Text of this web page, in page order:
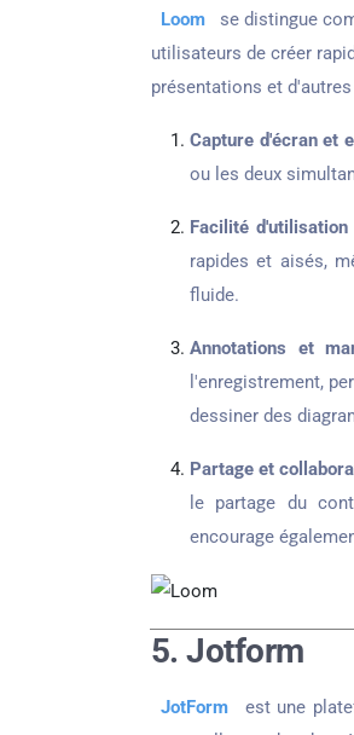
Loom
se distingue
utilisateurs de créer
présentations et
Capture d'écran et
ou les deux
Facilité d'utilisation
rapides et aisés,
fluide.
Annotations et
l'enregistrement,
dessiner des
Partage et
le partage du
encourage
5. Jotform
JotForm
est une